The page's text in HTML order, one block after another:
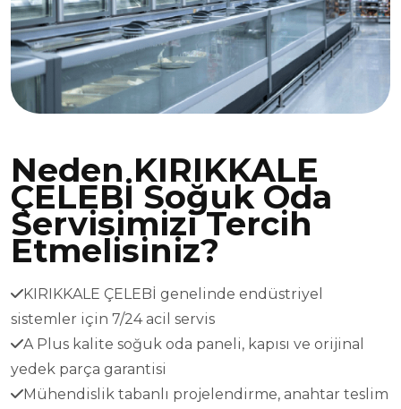
Neden KIRIKKALE
ÇELEBİ Soğuk Oda
Servisimizi Tercih
Etmelisiniz?
KIRIKKALE ÇELEBİ genelinde endüstriyel
sistemler için 7/24 acil servis
A Plus kalite soğuk oda paneli, kapısı ve orijinal
yedek parça garantisi
Mühendislik tabanlı projelendirme, anahtar teslim